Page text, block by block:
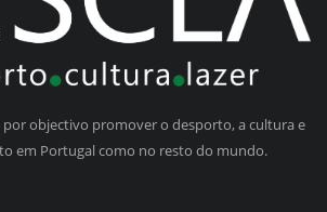
por objectivo promover o desporto, a cultura e
em Portugal como no resto do mundo.